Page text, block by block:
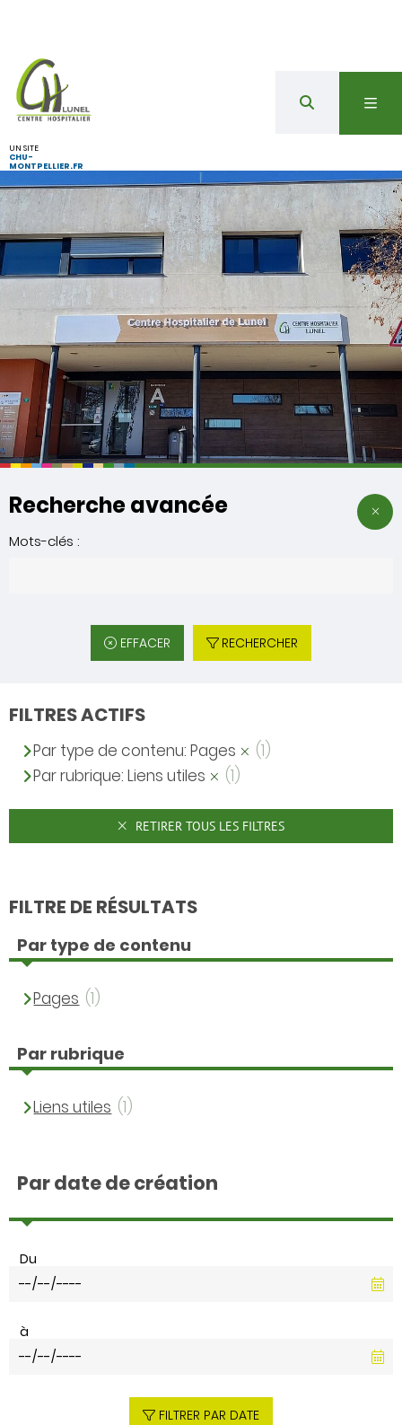
UN SITE
CHU-
MONTPELLIER.FR
Recherche avancée
Mots-clés :
EFFACER RECHERCHER
FILTRES ACTIFS
Par type de contenu: Pages
(1)
Par rubrique: Liens utiles
(1)
RETIRER TOUS LES FILTRES
FILTRE DE RÉSULTATS
Par type de contenu
Pages (1)
Par rubrique
Liens utiles (1)
Par date de création
Du
à
FILTRER PAR DATE